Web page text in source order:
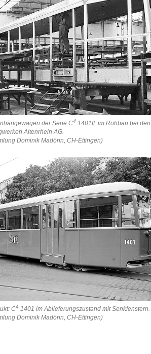
der Serie C4 1401ff. im Rohbau bei
Altenrhein AG.
Dominik Madörin, CH-Ettingen)
C4 1401 im Ablieferungszustand mit Senkfenstern.
Dominik Madörin, CH-Ettingen)
+++1. August 2026:Ein